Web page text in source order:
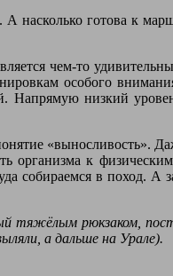
готова к
чем-то
особого
низкий
«выносливость».
организма к
собираемся в поход. А
тяжёлым рюкзаком,
а дальше на Урале).